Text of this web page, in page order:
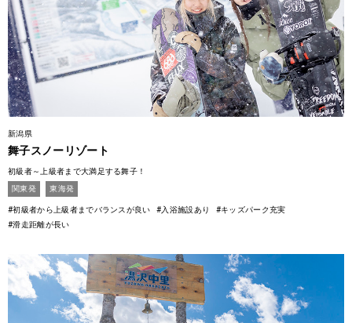
新潟県
舞子スノーリゾート
初級者～上級者まで大満足する舞子！
関東発
東海発
#初級者から上級者までバランスが良い #入浴施設あり
#キッズパーク充実
#滑走距離が長い